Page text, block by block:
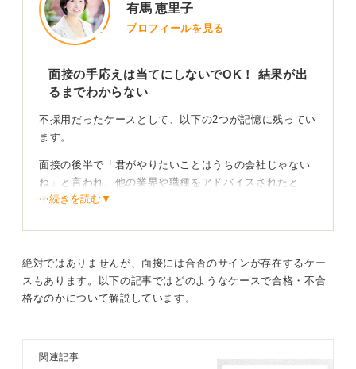
有馬 恵里子
プロフィールを見る
面接の手応えは当てにしないでOK！ 結果が出
るまでわからない
不採用だったケースとして、以下の2つが記憶に残ってい
ます。
面接の後半で「君がやりたいことはうちの会社じゃない
ね」と言われ、他の業界や職種をアドバイスされたと
き。
ったと感じたとき。
この2点は落ちたと感じ、実際に不採用だったパターンで
す。
⋯続きを読む▼
絶対ではありませんが、面接には合否のサインが存在するケー
スもあります。以下の記事ではどのようなケースで合格・不合
格なのかについて解説しています。
関連記事